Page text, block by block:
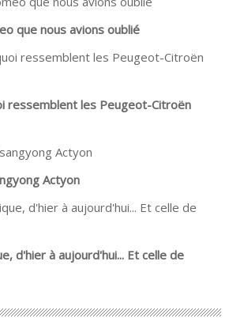
que nous avions oublié
ressemblent les Peugeot-Citroën
Actyon
d'hier à aujourd'hui... Et celle de